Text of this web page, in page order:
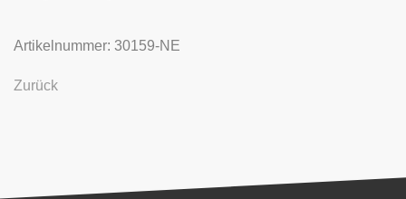
Artikelnummer: 30159-NE
Zurück